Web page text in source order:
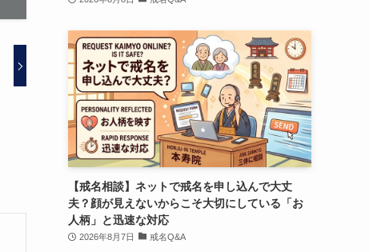
【戒名相談】ネットで戒名を申し込んで大丈
夫？顔が見えないからこそ大切にしている「お
人柄」と迅速な対応
2026年8月7日 戒名Q&A